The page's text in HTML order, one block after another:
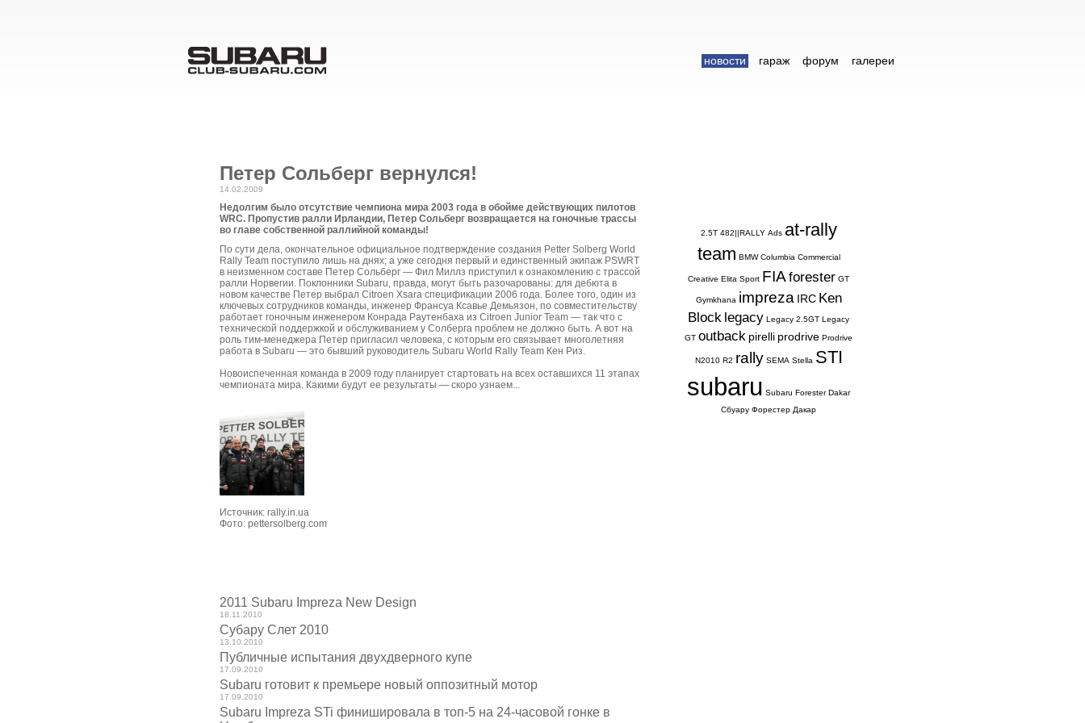
новости гараж форум галереи
Петер Сольберг вернулся!
14.02.2009
Недолгим было отсутствие чемпиона мира 2003 года в обойме действующих пилотов
WRC. Пропустив ралли Ирландии, Петер Сольберг возвращается на гоночные трассы
во главе собственной раллийной команды!
По сути дела, окончательное официальное подтверждение создания Petter Solberg World
Rally Team поступило лишь на днях; а уже сегодня первый и единственный экипаж PSWRT
в неизменном составе Петер Сольберг — Фил Миллз приступил к ознакомлению с трассой
ралли Норвегии. Поклонники Subaru, правда, могут быть разочарованы: для дебюта в
новом качестве Петер выбрал Citroen Xsara спецификации 2006 года. Более того, один из
ключевых сотрудников команды, инженер Франсуа Ксавье Демьязон, по совместительству
работает гоночным инженером Конрада Раутенбаха из Citroen Junior Team — так что с
технической поддержкой и обслуживанием у Солберга проблем не должно быть. А вот на
роль тим-менеджера Петер пригласил человека, с которым его связывает многолетняя
работа в Subaru — это бывший руководитель Subaru World Rally Team Кен Риз.
Новоиспеченная команда в 2009 году планирует стартовать на всех оставшихся 11 этапах
чемпионата мира. Какими будут ее результаты — скоро узнаем...
Источник: rally.in.ua
Фото: pettersolberg.com
2011 Subaru Impreza New Design
18.11.2010
Субару Слет 2010
13.10.2010
Публичные испытания двухдверного купе
17.09.2010
Subaru готовит к премьере новый оппозитный мотор
17.09.2010
Subaru Impreza STi финишировала в топ-5 на 24-часовой гонке в
2.5T 482||RALLY Ads at-rally
team BMW Columbia Commercial
Creative Elita Sport FIA forester GT
Gymkhana impreza IRC Ken
Block legacy Legacy 2.5GT Legacy
GT outback pirelli prodrive Prodrive
N2010 R2 rally SEMA Stella STI
subaru Subaru Forester Dakar
Сбуару Форестер Дакар